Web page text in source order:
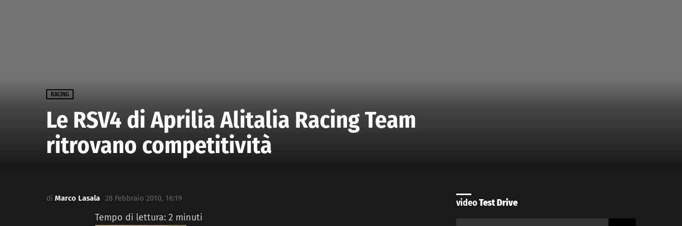
RACING
Le RSV4 di Aprilia Alitalia Racing Team
ritrovano competitività
di Marco Lasala 28 Febbraio 2010, 16:19
Tempo di lettura: 2 minuti
videoTest Drive